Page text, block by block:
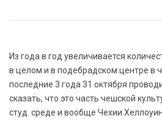
Из года в год увеличивается
в целом и в подебрадском центре в
последние 3 года 31 октября
сказать, что это часть чешской
студ. среде и вообще Чехии